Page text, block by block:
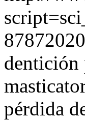
dentición
pérdida